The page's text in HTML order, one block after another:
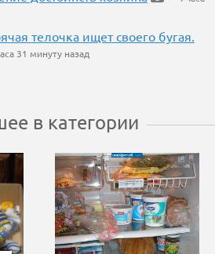
телочка ищет своего бугая.
31 минуту назад
в категории